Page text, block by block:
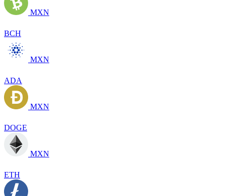
MXN
BCH
MXN
ADA
MXN
DOGE
MXN
ETH